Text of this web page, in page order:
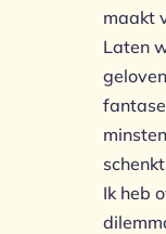
maakt
Laten
Ik heb